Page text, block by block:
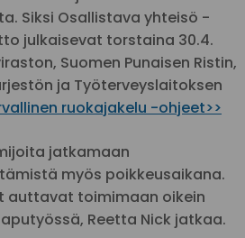
Siksi Osallistava yhteisö -
julkaisevat torstaina 30.4.
Suomen Punaisen Ristin,
ja Työterveyslaitoksen
ruokajakelu -ohjeet>>
jatkamaan
myös poikkeusaikana.
auttavat toimimaan oikein
Reetta Nick jatkaa.